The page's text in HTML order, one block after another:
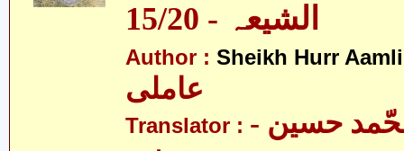
الشیعہ - 15/20
Author : Sheikh Hurr Aamli
عاملی
Translator : - آیت اللہ محّمد حسین